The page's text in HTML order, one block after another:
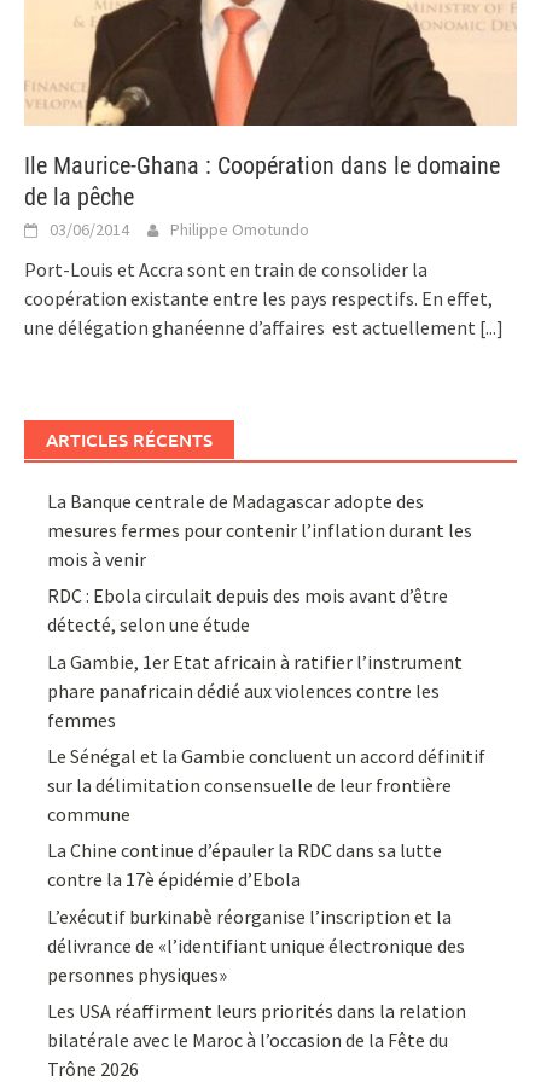
Ile Maurice-Ghana : Coopération dans le domaine
de la pêche
03/06/2014 Philippe Omotundo
Port-Louis et Accra sont en train de consolider la
coopération existante entre les pays respectifs. En effet,
une délégation ghanéenne d’affaires est actuellement [...]
ARTICLES RÉCENTS
La Banque centrale de Madagascar adopte des
mesures fermes pour contenir l’inflation durant les
mois à venir
RDC : Ebola circulait depuis des mois avant d’être
détecté, selon une étude
La Gambie, 1er Etat africain à ratifier l’instrument
phare panafricain dédié aux violences contre les
femmes
Le Sénégal et la Gambie concluent un accord définitif
sur la délimitation consensuelle de leur frontière
commune
La Chine continue d’épauler la RDC dans sa lutte
contre la 17è épidémie d’Ebola
L’exécutif burkinabè réorganise l’inscription et la
délivrance de «l’identifiant unique électronique des
personnes physiques»
Les USA réaffirment leurs priorités dans la relation
bilatérale avec le Maroc à l’occasion de la Fête du
Trône 2026